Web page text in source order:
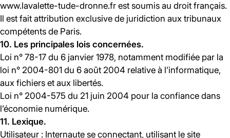
www.lavalette-tude-dronne.fr est soumis au droit français.
Il est fait attribution exclusive de juridiction aux tribunaux
compétents de Paris.
10. Les principales lois concernées.
Loi n° 78-17 du 6 janvier 1978, notamment modifiée par la
loi n° 2004-801 du 6 août 2004 relative à l’informatique,
aux fichiers et aux libertés.
Loi n° 2004-575 du 21 juin 2004 pour la confiance dans
l’économie numérique.
11. Lexique.
Utilisateur : Internaute se connectant, utilisant le site